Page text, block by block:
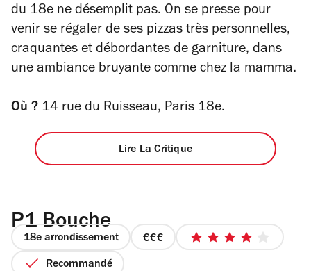
du 18e ne désemplit pas. On se presse pour
venir se régaler de ses pizzas très personnelles,
craquantes et débordantes de garniture, dans
une ambiance bruyante comme chez la mamma.
Où ? 14 rue du Ruisseau, Paris 18e.
Lire La Critique
P1 Bouche
18e arrondissement
prix
4
Recommandé